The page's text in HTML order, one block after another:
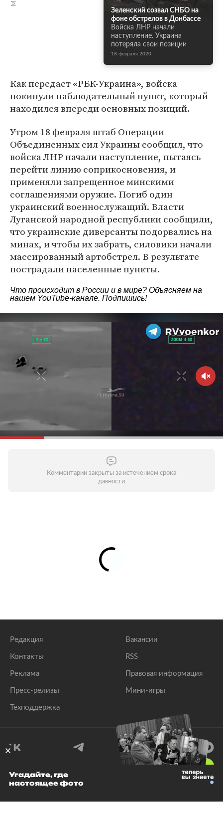
Зеленский созвал СНБО на
фоне обстрелов в Донбассе
Войска ЛНР начали
наступление. Украина
потеряла свои позиции
18 февраля 2020
Как передает «РБК-Украина», войска
покинули наблюдательный пункт, который
находился впереди основных позиций.
Утром 18 февраля штаб Операции
Объединенных сил Украины сообщил, что
войска ЛНР начали наступление, пытаясь
перейти линию соприкосновения, и
применяли запрещенное минскими
соглашениями оружие. Погиб один
украинский военнослужащий. Власти
Луганской народной республики сообщили,
что украинские диверсанты подорвались на
минах, и чтобы их забрать, силовики начали
массированный артобстрел. В результате
пострадали населенные пункты.
Что происходит в России и в мире? Объясняем на
нашем YouTube-канале. Подпишись!
Комментарии закрыты за истечением срока
давности
Редакция
Контакты
Реклама
Пресс-релизы
Техподдержка
Вакансии
RSS
Правовая информация
Мини-игры
© 1999–2026 Все права защищены.
Угадайте, где
настоящее фото